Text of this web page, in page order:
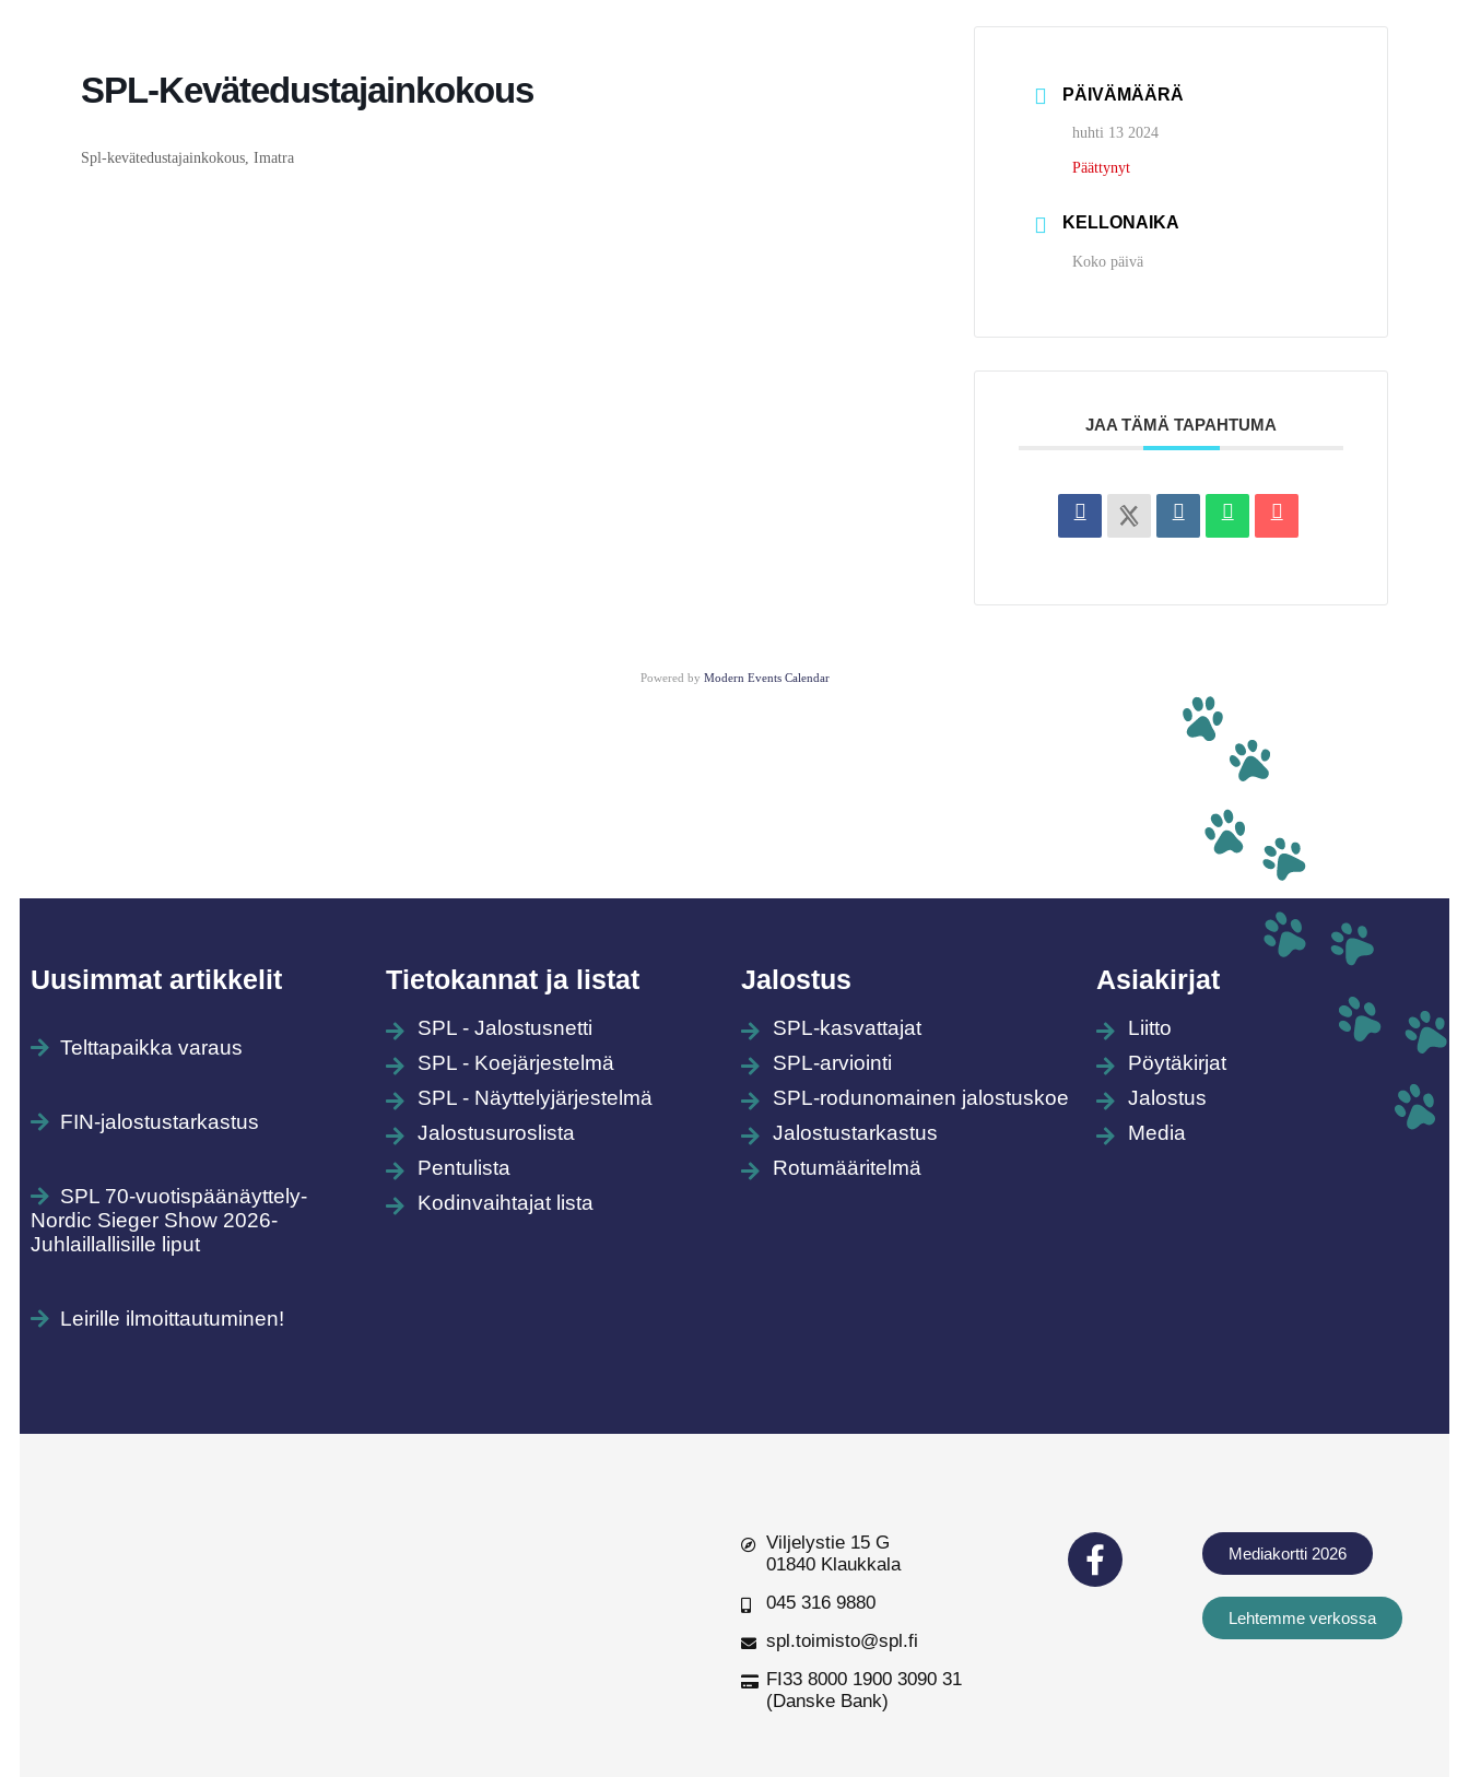
SPL-Kevätedustajainkokous
Spl-kevätedustajainkokous, Imatra
PÄIVÄMÄÄRÄ
huhti 13 2024
Päättynyt
KELLONAIKA
Koko päivä
JAA TÄMÄ TAPAHTUMA
Powered by Modern Events Calendar
Uusimmat artikkelit
Telttapaikka varaus
FIN-jalostustarkastus
SPL 70-vuotispäänäyttely-
Nordic Sieger Show 2026-
Juhlaillallisille liput
Leirille ilmoittautuminen!
Tietokannat ja listat
SPL - Jalostusnetti
SPL - Koejärjestelmä
SPL - Näyttely­järjestelmä
Jalostusuroslista
Pentulista
Kodinvaihtajat lista
Jalostus
SPL-kasvattajat
SPL-arviointi
SPL-rodunomainen jalostuskoe
Jalostustarkastus
Rotumääritelmä
Asiakirjat
Liitto
Pöytäkirjat
Jalostus
Media
Viljelystie 15 G
01840 Klaukkala
045 316 9880
spl.toimisto@spl.fi
FI33 8000 1900 3090 31
(Danske Bank)
Mediakortti 2026
Lehtemme verkossa